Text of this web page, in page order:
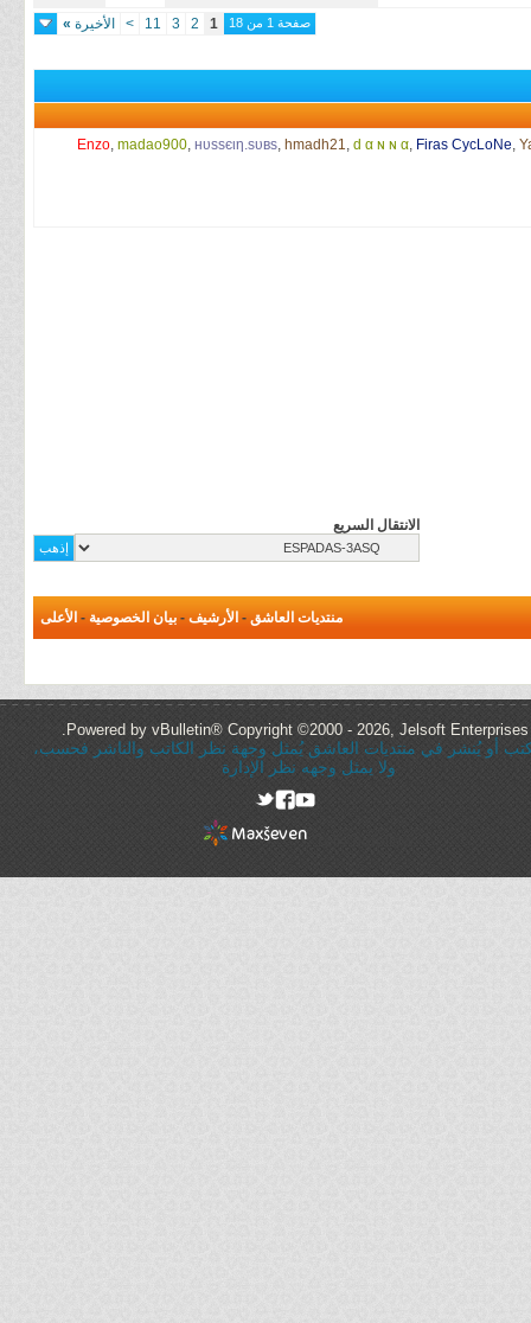
صفحة 1 من 18 1
2
3
11
> الأخيرة »
Enzo, madao900, нυѕѕєιη.ѕυвѕ, hmadh21, d α ɴ ɴ α, Firas CycLoNe,
الانتقال السريع
منتديات العاشق - الأرشيف - بيان الخصوصية - الأعلى
Powered by vBulletin® Copyright ©2000 - 2026, Jelsoft Enterprises
أو يُنشر في منتديات العاشق يُمثل وجهة نظر الكاتب والناشر فحسب،
ولا يمثل وجهه نظر الإدارة